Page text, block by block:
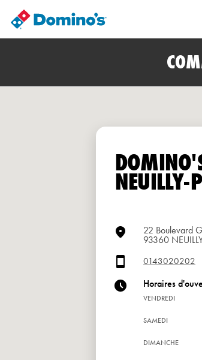
NEUILLY-
22 Boulevard
93360
0143020202
Horaires
VENDREDI
SAMEDI
DIMANCHE